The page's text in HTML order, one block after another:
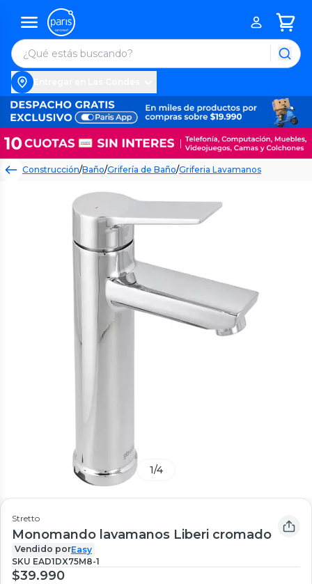
Construcción/Baño/Grifería de Baño/Griferia Lavamanos
1/4
Stretto
Monomando lavamanos Liberi cromado
Vendido porEasy
SKU EAD1DX75M8-1
$39.990